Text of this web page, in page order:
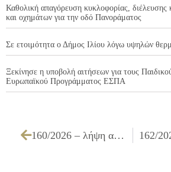
Καθολική απαγόρευση κυκλοφορίας,
και οχημάτων για την οδό Πανοράματος
Σε ετοιμότητα ο Δήμος Ιλίου λόγω υψηλών
Ξεκίνησε η υποβολή αιτήσεων για τους
Ευρωπαϊκού Προγράμματος ΕΣΠΑ
160/2026 – λήψη απόφασης για απαλλαγή ή μη προσαυξήσεων εκπρόθεσμων καταβολών οφειλετών (ΚΩΔ 13311 & ΚΩΔ 32672)